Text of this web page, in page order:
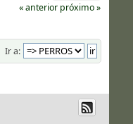
« anterior próximo »
Ir a: